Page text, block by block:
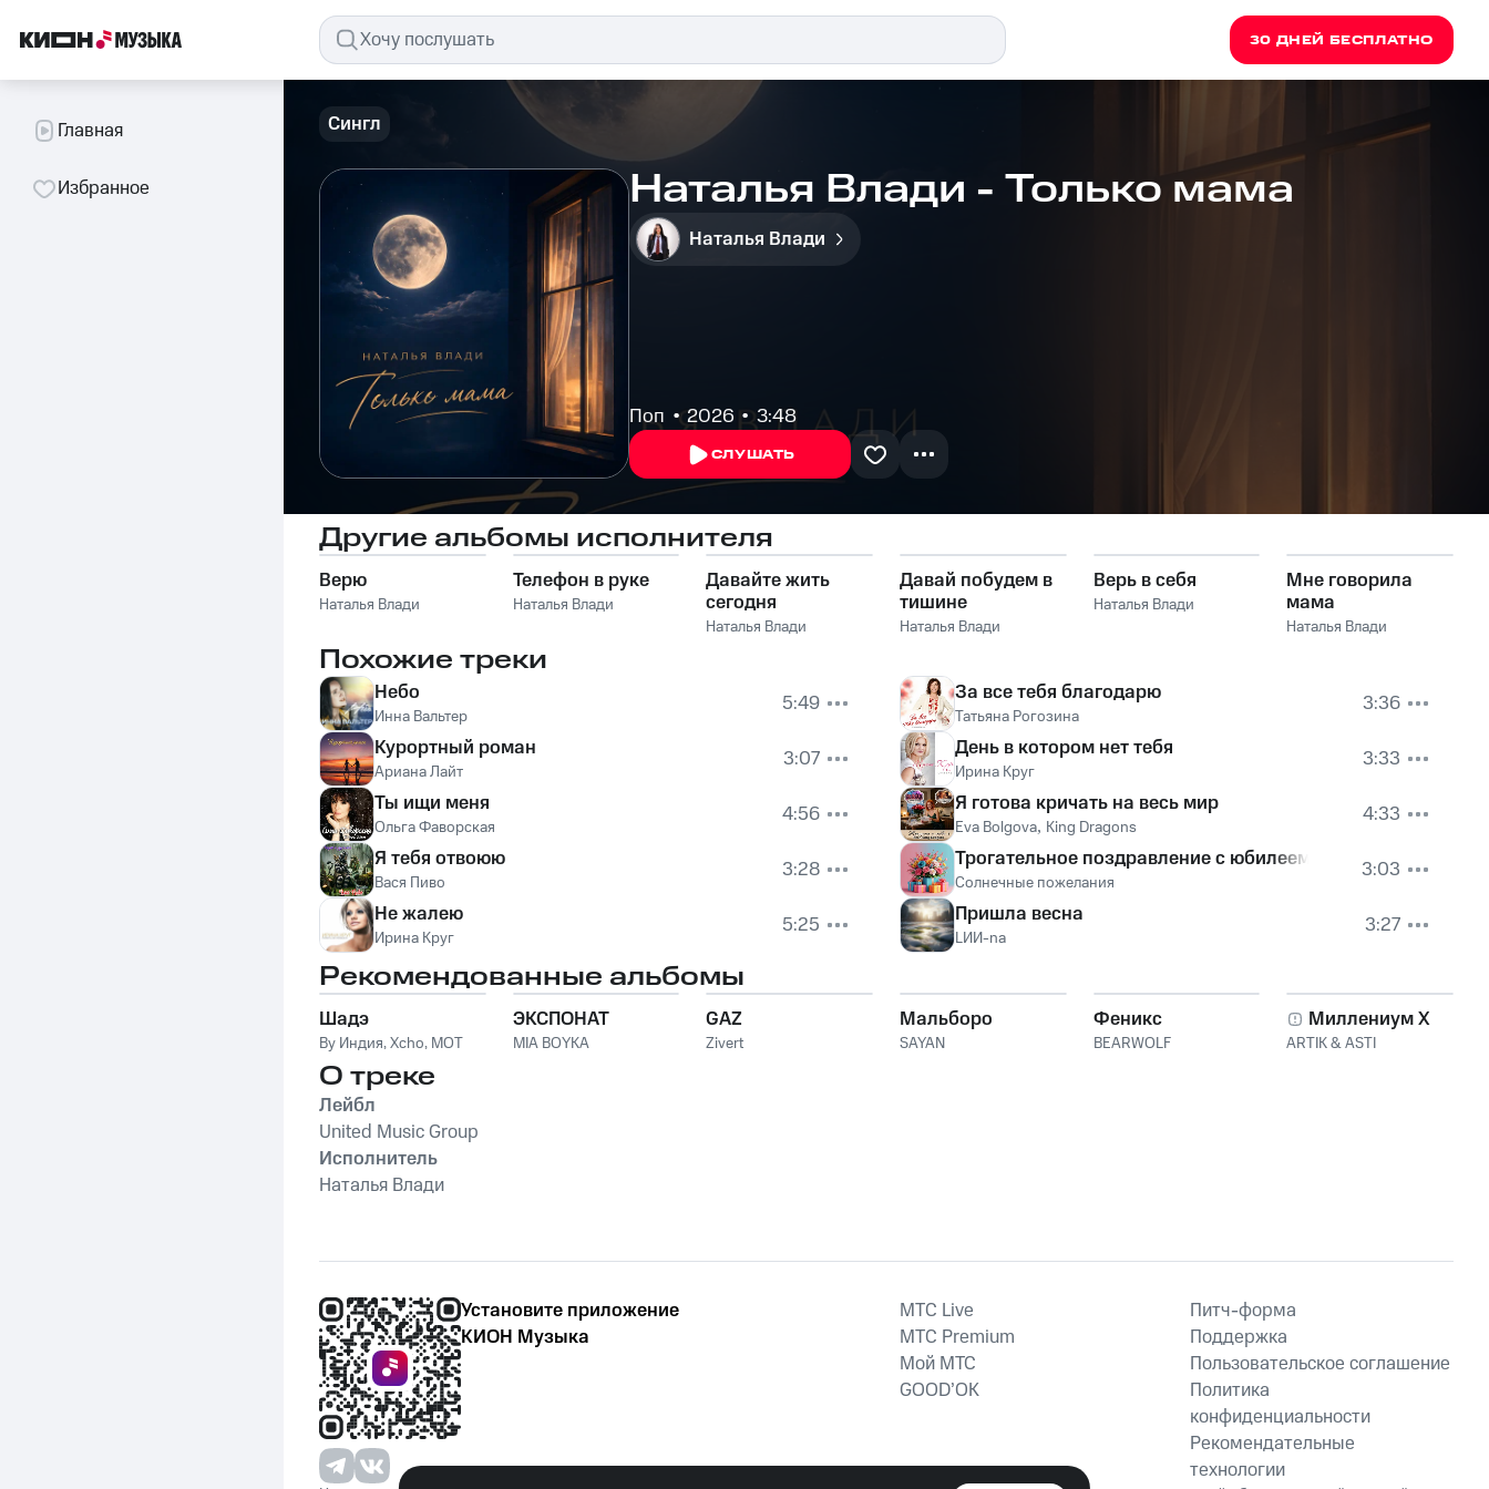
30 ДНЕЙ БЕСПЛАТНО
Главная
Избранное
Сингл
Наталья Влади - Только мама
Наталья Влади
Поп 2026 3:48
СЛУШАТЬ
Другие альбомы исполнителя
Верю
Наталья Влади
Телефон в руке
Наталья Влади
Давайте жить
сегодня
Наталья Влади
Давай побудем в
тишине
Наталья Влади
Верь в себя
Наталья Влади
Мне говорила
мама
Наталья Влади
Похожие треки
Небо
Инна Вальтер
5:49
Курортный роман
Ариана Лайт
3:07
Ты ищи меня
Ольга Фаворская
4:56
Я тебя отвоюю
Вася Пиво
3:28
Не жалею
Ирина Круг 5:25
За все тебя благодарю
Татьяна Рогозина
3:36
День в котором нет тебя
Ирина Круг
3:33
Я готова кричать на весь мир
Eva Bolgova, King Dragons
4:33
Трогательное поздравление с юбилеем
Солнечные пожелания
3:03
Пришла весна
LИИ-na 3:27
Рекомендованные альбомы
Шадэ
By Индия,Xcho, MOT
ЭКСПОНАТ
MIA BOYKA
GAZ
Zivert
Мальборо
SAYAN
Феникс
BEARWOLF
Миллениум X
ARTIK & ASTI
О треке
Лейбл
United Music Group
Исполнитель
Наталья Влади
Установите приложение
КИОН Музыка
MTС Live
MTС Premium
Мой МТС
GOOD’OK
Питч-форма
Поддержка
Пользовательское соглашение
Политика
конфиденциальности
Рекомендательные
технологии